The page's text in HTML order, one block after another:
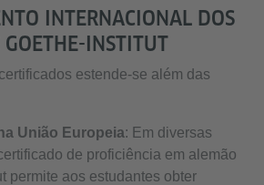
INTERNACIONAL DOS
GOETHE-INSTITUT
estende-se além das
União Europeia: Em diversas
de proficiência em alemão
permite aos estudantes obter